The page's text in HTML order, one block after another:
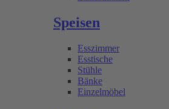
Speisen
Esszimmer
Esstische
Stühle
Bänke
Einzelmöbel